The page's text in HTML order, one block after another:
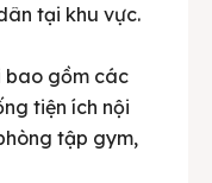
tại khu vực.
bao gồm các
tiện ích nội
tập gym,